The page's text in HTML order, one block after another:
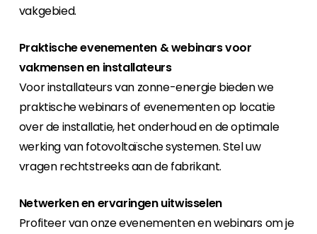
vakgebied.
Praktische evenementen & webinars voor
vakmensen en installateurs
Voor installateurs van zonne-energie bieden we
praktische webinars of evenementen op locatie
over de installatie, het onderhoud en de optimale
werking van fotovoltaïsche systemen. Stel uw
vragen rechtstreeks aan de fabrikant.
Netwerken en ervaringen uitwisselen
Profiteer van onze evenementen en webinars om je